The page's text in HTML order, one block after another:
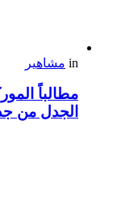
in مشاهير
مطالباً
الجدل من